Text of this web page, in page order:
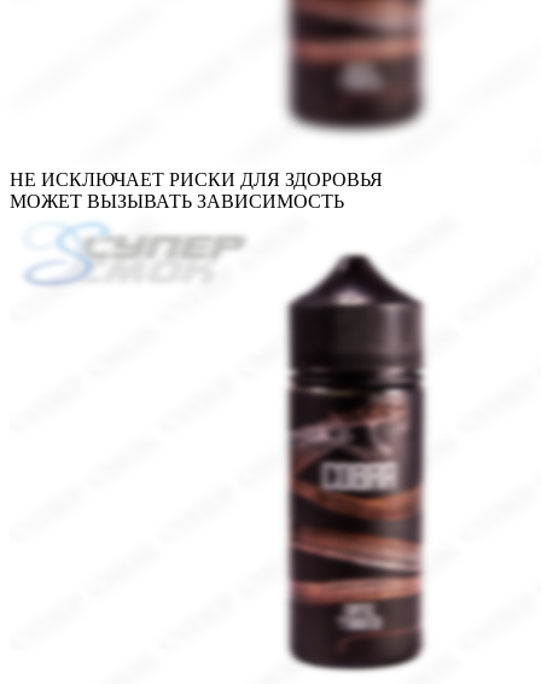
НЕ ИСКЛЮЧАЕТ РИСКИ ДЛЯ ЗДОРОВЬЯ
МОЖЕТ ВЫЗЫВАТЬ ЗАВИСИМОСТЬ